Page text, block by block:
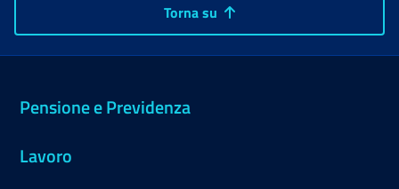
Torna su
Pensione e Previdenza
Lavoro